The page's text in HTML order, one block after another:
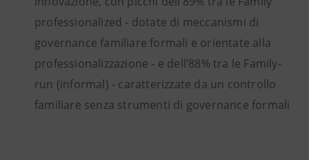
professionalized - dotate di meccanismi di
governance familiare formali e orientate alla
professionalizzazione - e dell’88% tra le Family-
run (informal) - caratterizzate da un controllo
familiare senza strumenti di governance formali